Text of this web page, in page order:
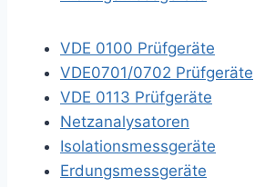
VDE 0100 Prüfgeräte
VDE0701/0702 Prüfgeräte
VDE 0113 Prüfgeräte
Netzanalysatoren
Isolationsmessgeräte
Erdungsmessgeräte